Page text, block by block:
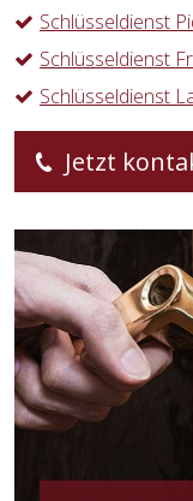
Schlüsseldienst
Schlüsseldienst
Schlüsseldienst
Jetzt